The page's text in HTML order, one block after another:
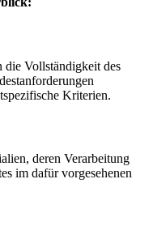
die Vollständigkeit des
Kriterien.
deren Verarbeitung
im dafür vorgesehenen